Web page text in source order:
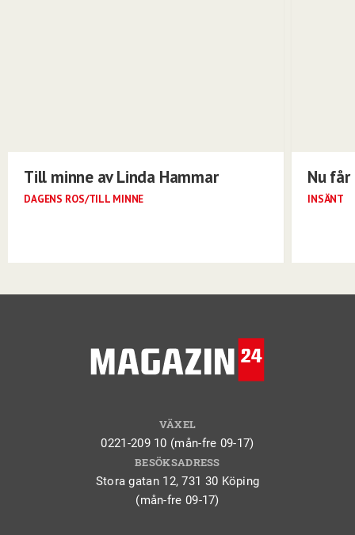
Till minne av Linda Hammar
DAGENS ROS/TILL MINNE
Nu
INSÄNT
VÄXEL
0221-209 10 (mån-fre 09-17)
BESÖKSADRESS
Stora gatan 12, 731 30 Köping
(mån-fre 09-17)